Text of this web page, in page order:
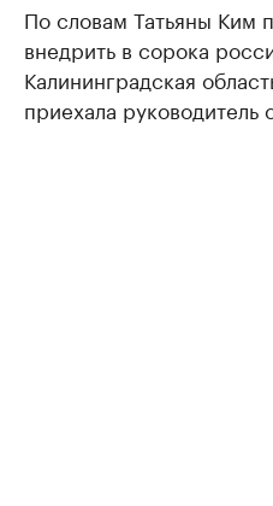
По словам Татьяны Ким
внедрить в сорока
Калининградская
приехала руководитель